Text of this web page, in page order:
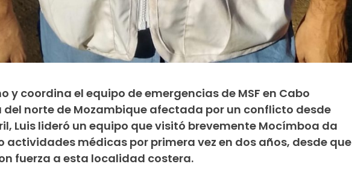
y coordina el equipo de emergencias de MSF en Cabo
norte de Mozambique afectada por un conflicto desde
Luis lideró un equipo que visitó brevemente Mocímboa da
actividades médicas por primera vez en dos años, desde que
fuerza a esta localidad costera.